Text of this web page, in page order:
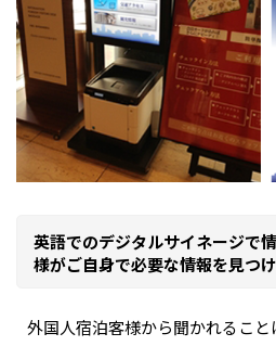
英語でのデジタルサイネージで
様がご自身で必要な情報を見つ
外国人宿泊客様から聞かれること